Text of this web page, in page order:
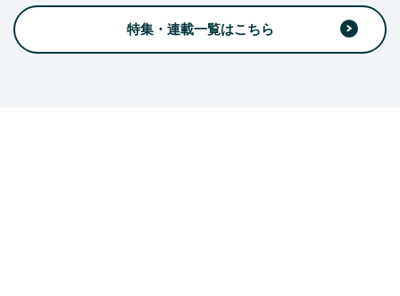
特集・連載一覧はこちら